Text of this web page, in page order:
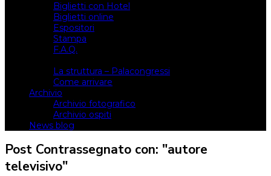
Biglietti con Hotel
Biglietti online
Espositori
Stampa
F.A.Q.
La struttura – Palacongressi
Come arrivare
Archivio
Archivio fotografico
Archivio ospiti
News blog
Post Contrassegnato con: "autore
televisivo"